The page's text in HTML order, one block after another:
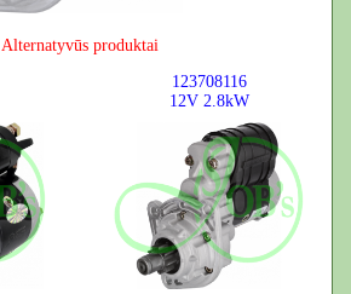
Alternatyvūs produktai
123708116
12V 2.8kW